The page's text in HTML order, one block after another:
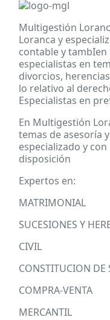
Multigestión
Loranca y
contable y
especialistas en
divorcios,
lo relativo al
Especialistas en
En Multigestión
temas de asesoría
especializado y
disposición
Expertos en:
MATRIMONIAL
SUCESIONES Y
CIVIL
CONSTITUCION DE
COMPRA-VENTA
MERCANTIL